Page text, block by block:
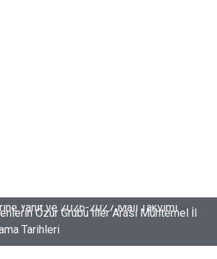
Özür Grubu İller Arası Muhtemel İl
Tarihleri